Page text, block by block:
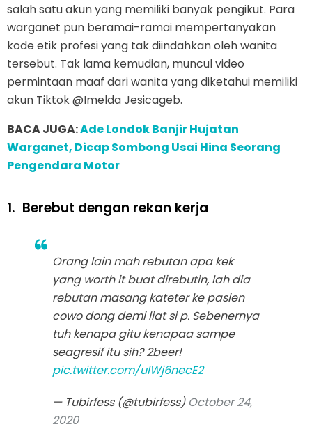
salah satu akun yang memiliki banyak pengikut. Para
warganet pun beramai-ramai mempertanyakan
kode etik profesi yang tak diindahkan oleh wanita
tersebut. Tak lama kemudian, muncul video
permintaan maaf dari wanita yang diketahui memiliki
akun Tiktok @Imelda Jesicageb.
BACA JUGA:Ade Londok Banjir Hujatan
Warganet, Dicap Sombong Usai Hina Seorang
Pengendara Motor
1. Berebut dengan rekan kerja
Orang lain mah rebutan apa kek
yang worth it buat direbutin, lah dia
rebutan masang kateter ke pasien
cowo dong demi liat si p. Sebenernya
tuh kenapa gitu kenapaa sampe
seagresif itu sih? 2beer!
pic.twitter.com/ulWj6necE2
— Tubirfess (@tubirfess) October 24,
2020